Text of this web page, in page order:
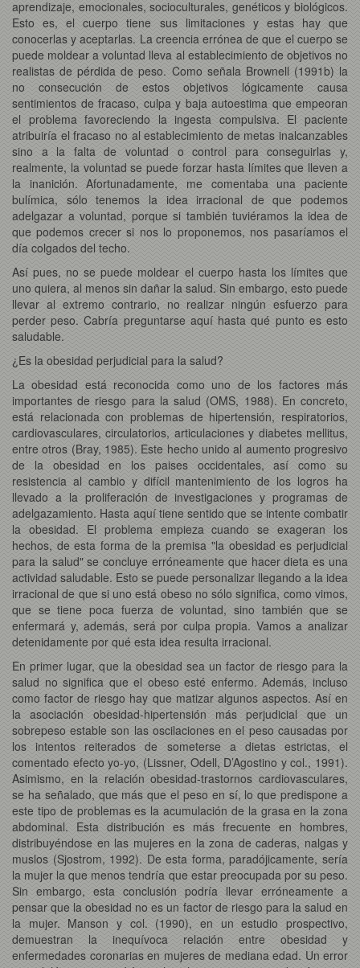
aprendizaje, emocionales, socioculturales, genéticos y biológicos.
Esto es, el cuerpo tiene sus limitaciones y estas hay que
conocerlas y aceptarlas. La creencia errónea de que el cuerpo se
puede moldear a voluntad lleva al establecimiento de objetivos no
realistas de pérdida de peso. Como señala Brownell (1991b) la
no consecución de estos objetivos lógicamente causa
sentimientos de fracaso, culpa y baja autoestima que empeoran
el problema favoreciendo la ingesta compulsiva. El paciente
atribuiría el fracaso no al establecimiento de metas inalcanzables
sino a la falta de voluntad o control para conseguirlas y,
realmente, la voluntad se puede forzar hasta límites que lleven a
la inanición. Afortunadamente, me comentaba una paciente
bulímica, sólo tenemos la idea irracional de que podemos
adelgazar a voluntad, porque si también tuviéramos la idea de
que podemos crecer si nos lo proponemos, nos pasaríamos el
día colgados del techo.
Así pues, no se puede moldear el cuerpo hasta los límites que
uno quiera, al menos sin dañar la salud. Sin embargo, esto puede
llevar al extremo contrario, no realizar ningún esfuerzo para
perder peso. Cabría preguntarse aquí hasta qué punto es esto
saludable.
¿Es la obesidad perjudicial para la salud?
La obesidad está reconocida como uno de los factores más
importantes de riesgo para la salud (OMS, 1988). En concreto,
está relacionada con problemas de hipertensión, respiratorios,
cardiovasculares, circulatorios, articulaciones y diabetes mellitus,
entre otros (Bray, 1985). Este hecho unido al aumento progresivo
de la obesidad en los paises occidentales, así como su
resistencia al cambio y difícil mantenimiento de los logros ha
llevado a la proliferación de investigaciones y programas de
adelgazamiento. Hasta aquí tiene sentido que se intente combatir
la obesidad. El problema empieza cuando se exageran los
hechos, de esta forma de la premisa "la obesidad es perjudicial
para la salud" se concluye erróneamente que hacer dieta es una
actividad saludable. Esto se puede personalizar llegando a la idea
irracional de que si uno está obeso no sólo significa, como vimos,
que se tiene poca fuerza de voluntad, sino también que se
enfermará y, además, será por culpa propia. Vamos a analizar
detenidamente por qué esta idea resulta irracional.
En primer lugar, que la obesidad sea un factor de riesgo para la
salud no significa que el obeso esté enfermo. Además, incluso
como factor de riesgo hay que matizar algunos aspectos. Así en
la asociación obesidad-hipertensión más perjudicial que un
sobrepeso estable son las oscilaciones en el peso causadas por
los intentos reiterados de someterse a dietas estrictas, el
comentado efecto yo-yo, (Lissner, Odell, D’Agostino y col., 1991).
Asimismo, en la relación obesidad-trastornos cardiovasculares,
se ha señalado, que más que el peso en sí, lo que predispone a
este tipo de problemas es la acumulación de la grasa en la zona
abdominal. Esta distribución es más frecuente en hombres,
distribuyéndose en las mujeres en la zona de caderas, nalgas y
muslos (Sjostrom, 1992). De esta forma, paradójicamente, sería
la mujer la que menos tendría que estar preocupada por su peso.
Sin embargo, esta conclusión podría llevar erróneamente a
pensar que la obesidad no es un factor de riesgo para la salud en
la mujer. Manson y col. (1990), en un estudio prospectivo,
demuestran la inequívoca relación entre obesidad y
enfermedades coronarias en mujeres de mediana edad. Un error